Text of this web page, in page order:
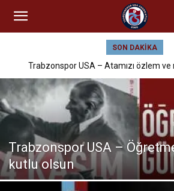
SON DAKIKA
Trabzonspor USA – Atamızı özlem ve
Trabzonspor USA –
kutlu olsun